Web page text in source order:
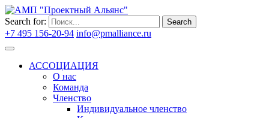
Search for: Search
+7 495 156-20-94 info@pmalliance.ru
АССОЦИАЦИЯ
О нас
Команда
Членство
Индивидуальное членство